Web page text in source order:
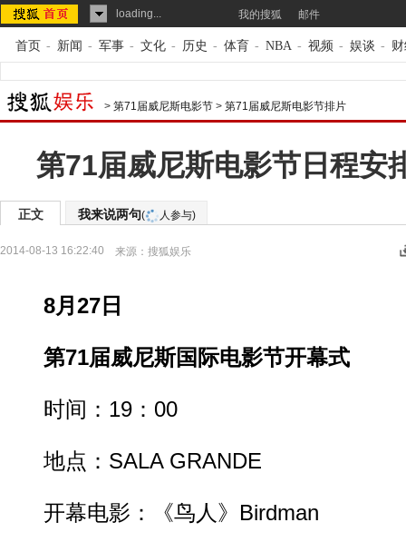
loading... 我的搜狐 邮件
首页 - 新闻 - 军事 - 文化 - 历史 - 体育 - NBA - 视频 - 娱谈 -
> 第71届威尼斯电影节 > 第71届威尼斯电影节排片
第71届威尼斯电影节日程安
正文 我来说两句( 人参与)
2014-08-13 16:22:40 来源： 搜狐娱乐
8月27日
第71届威尼斯国际电影节开幕式
时间：19：00
地点：SALA GRANDE
开幕电影：《鸟人》Birdman